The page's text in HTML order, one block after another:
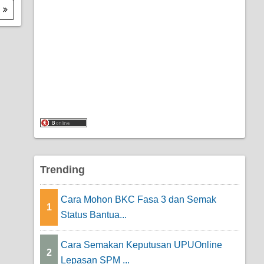
Trending
1
Cara Mohon BKC Fasa 3 dan Semak
Status Bantua...
2
Cara Semakan Keputusan UPUOnline
Lepasan SPM ...